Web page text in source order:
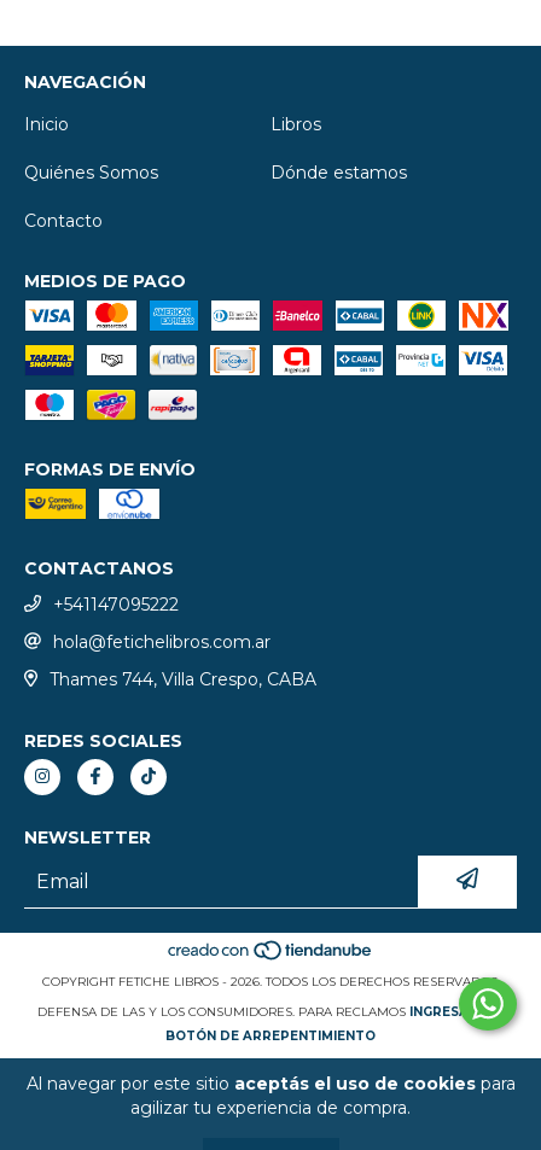
Al navegar por este sitio aceptás el uso de cookiespara
agilizar tu experiencia de compra.
NAVEGACIÓN
Inicio
Libros
Quiénes Somos Dónde estamos
Contacto
MEDIOS DE PAGO
FORMAS DE ENVÍO
CONTACTANOS
+541147095222
hola@fetichelibros.com.ar
Thames 744, Villa Crespo, CABA
REDES SOCIALES
NEWSLETTER
COPYRIGHT FETICHE LIBROS - 2026. TODOS LOS DERECHOS RESERVADOS.
DEFENSA DE LAS Y LOS CONSUMIDORES. PARA RECLAMOS INGRESÁ ACÁ.
BOTÓN DE ARREPENTIMIENTO